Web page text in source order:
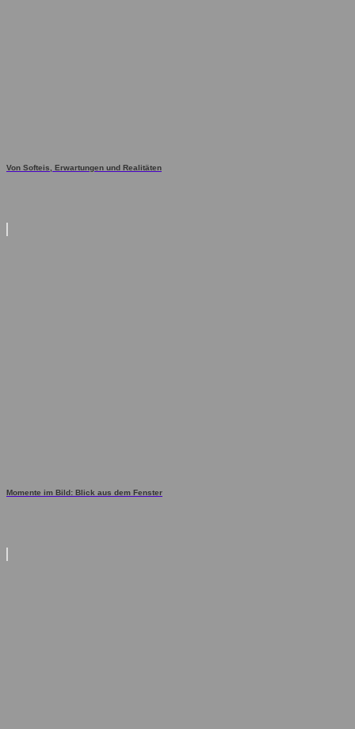
Von Softeis, Erwartungen und Realitäten
Momente im Bild: Blick aus dem Fenster